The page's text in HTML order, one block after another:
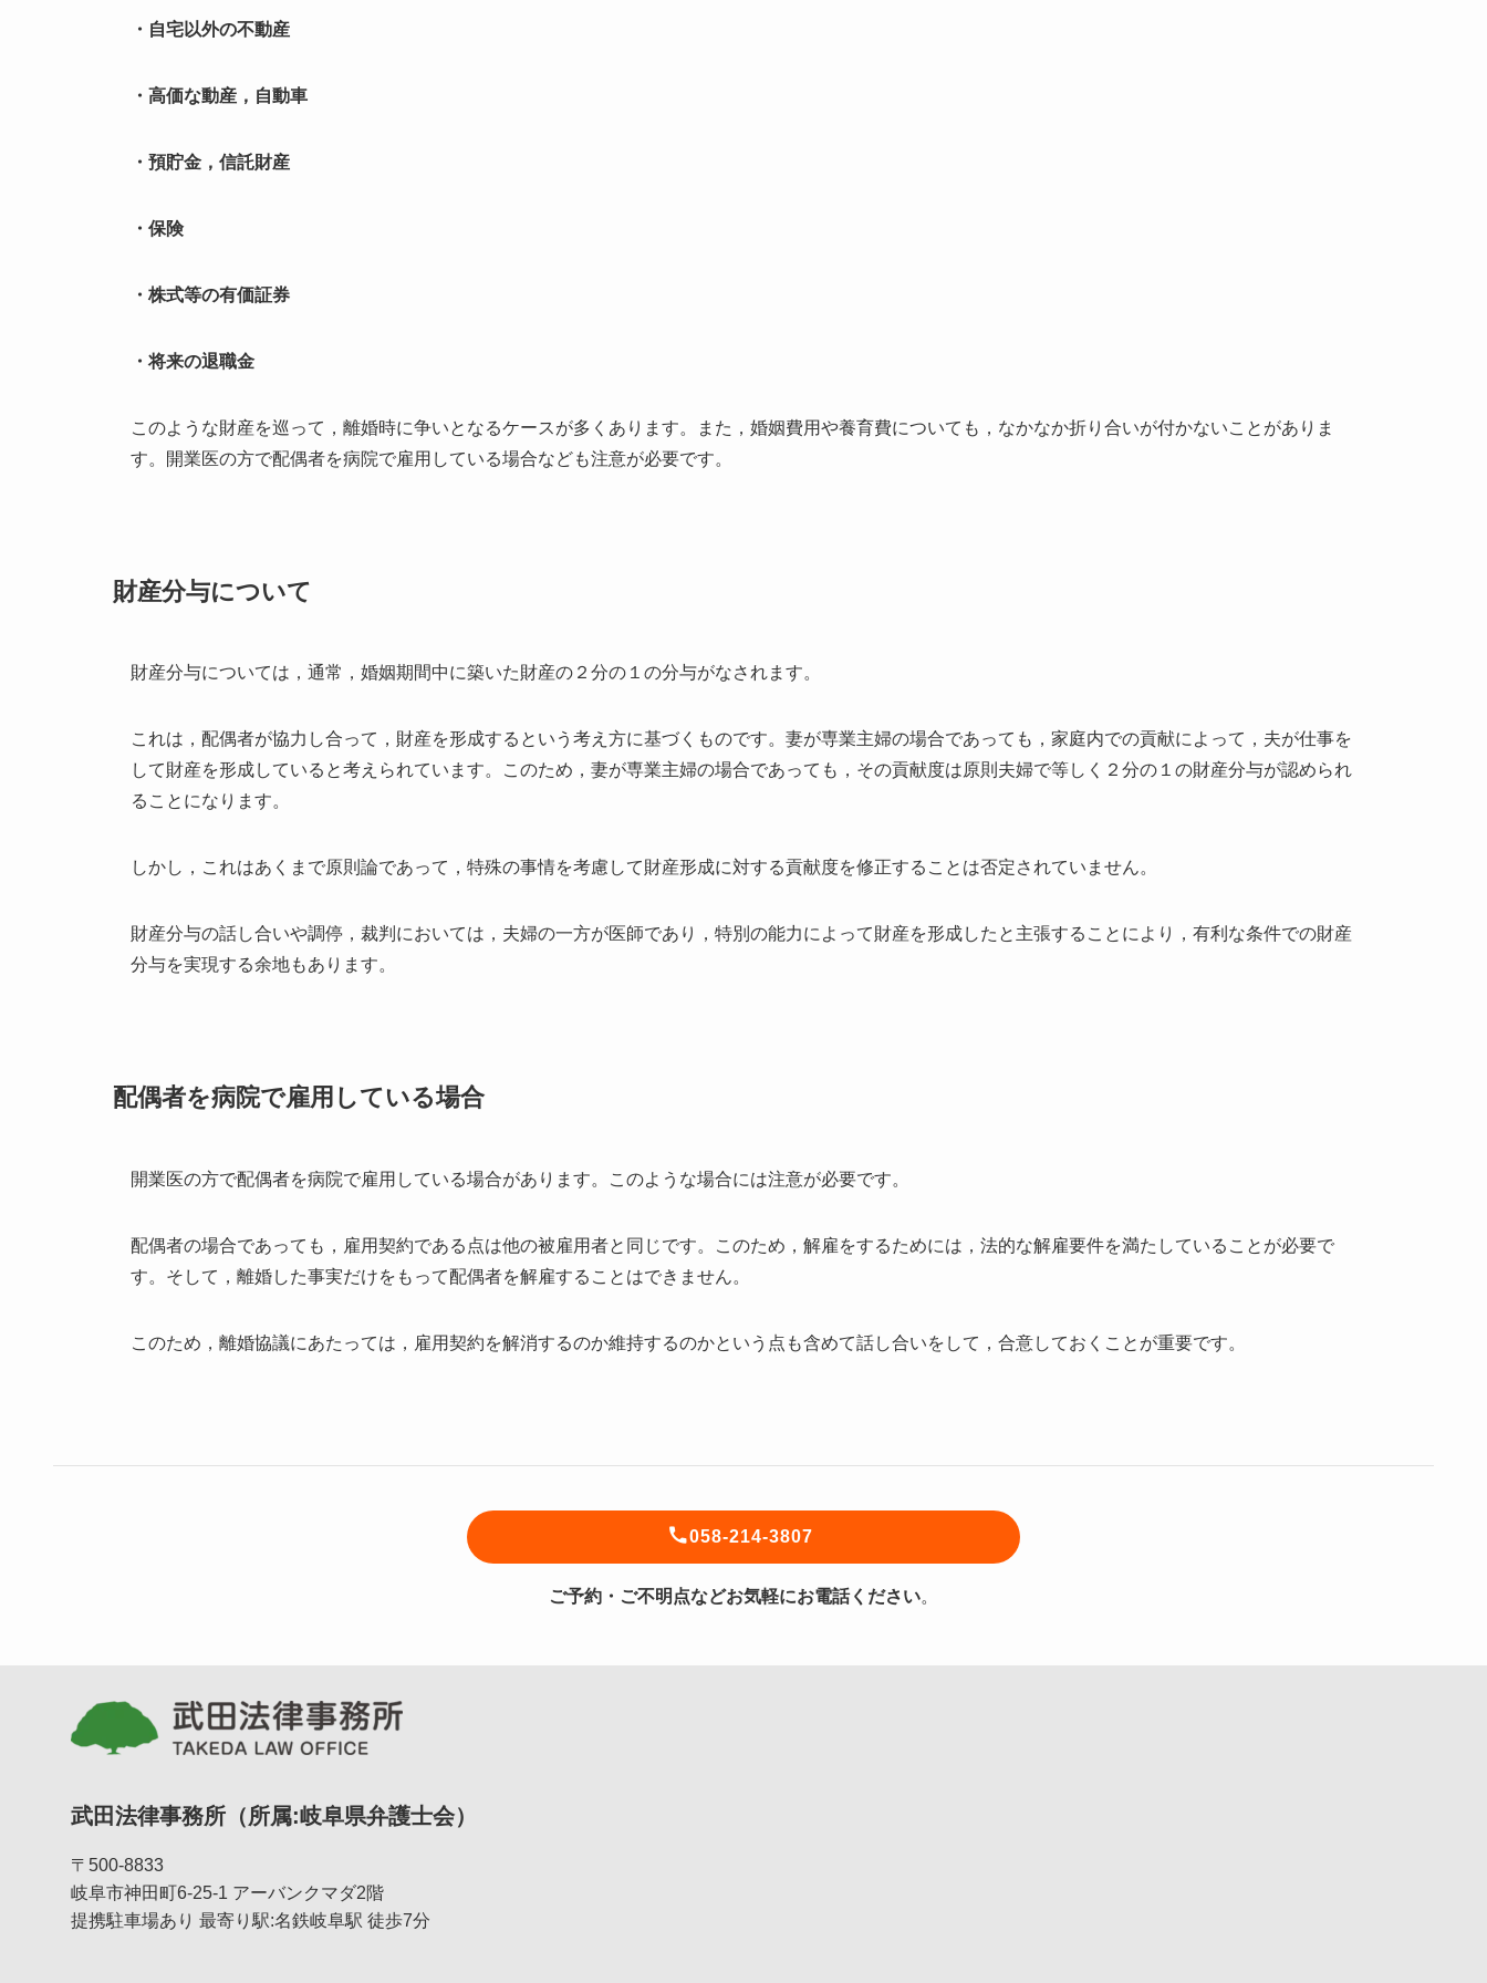
・自宅以外の不動産
・高価な動産，自動車
・預貯金，信託財産
・保険
・株式等の有価証券
・将来の退職金
このような財産を巡って，離婚時に争いとなるケースが多くあります。また，婚姻費用や養育費についても，なかなか折り合いが付かないことがありま
す。開業医の方で配偶者を病院で雇用している場合なども注意が必要です。
財産分与について
財産分与については，通常，婚姻期間中に築いた財産の２分の１の分与がなされます。
これは，配偶者が協力し合って，財産を形成するという考え方に基づくものです。妻が専業主婦の場合であっても，家庭内での貢献によって，夫が仕事を
して財産を形成していると考えられています。このため，妻が専業主婦の場合であっても，その貢献度は原則夫婦で等しく２分の１の財産分与が認められ
ることになります。
しかし，これはあくまで原則論であって，特殊の事情を考慮して財産形成に対する貢献度を修正することは否定されていません。
財産分与の話し合いや調停，裁判においては，夫婦の一方が医師であり，特別の能力によって財産を形成したと主張することにより，有利な条件での財産
分与を実現する余地もあります。
配偶者を病院で雇用している場合
開業医の方で配偶者を病院で雇用している場合があります。このような場合には注意が必要です。
配偶者の場合であっても，雇用契約である点は他の被雇用者と同じです。このため，解雇をするためには，法的な解雇要件を満たしていることが必要で
す。そして，離婚した事実だけをもって配偶者を解雇することはできません。
このため，離婚協議にあたっては，雇用契約を解消するのか維持するのかという点も含めて話し合いをして，合意しておくことが重要です。
058-214-3807
ご予約・ご不明点などお気軽にお電話ください。
武田法律事務所（所属:岐阜県弁護士会）
〒500-8833
岐阜市神田町6-25-1 アーバンクマダ2階
提携駐車場あり 最寄り駅:名鉄岐阜駅 徒歩7分